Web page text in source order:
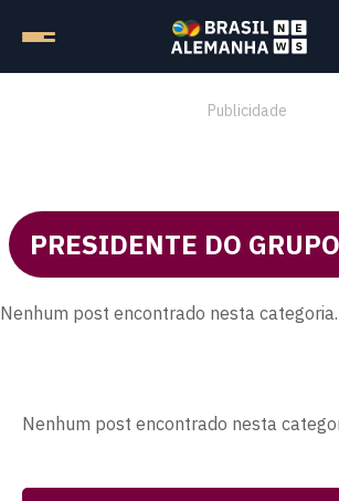
Publicidade
PRESIDENTE DO
Nenhum post encontrado nesta categoria.
Nenhum post encontrado nesta